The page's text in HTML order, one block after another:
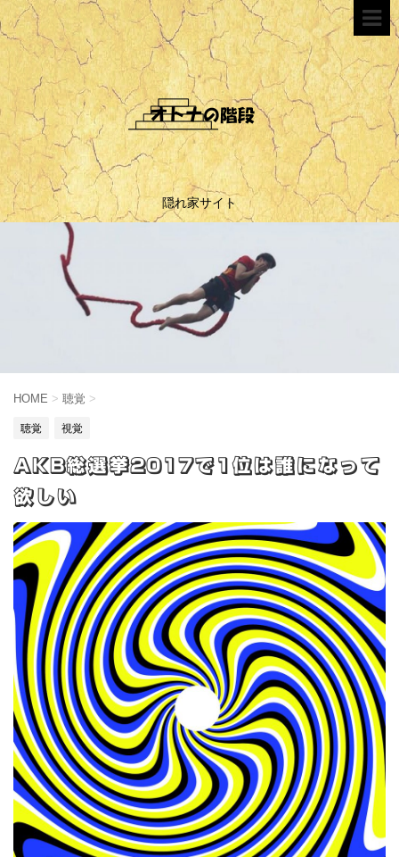
隠れ家サイト
HOME > 聴覚 >
聴覚 視覚
AKB総選挙2017で1位は誰になって
欲しい